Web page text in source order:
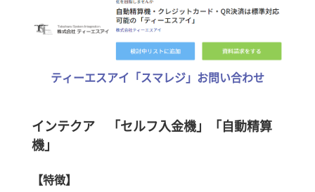
ティーエスアイ「スマレジ」お問い合わせ
インテクア 「セルフ入金機」「自動精算
機」
【特徴】